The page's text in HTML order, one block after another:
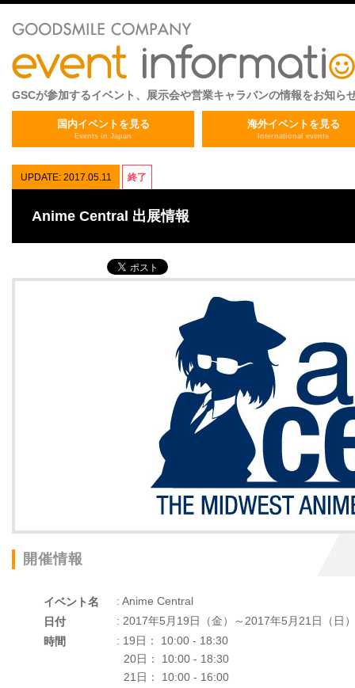
GSCが参加するイベント、展示会や営業キャラバンの情報をお知ら
国内イベントを見る
Events in Japan
海外イベントを見る
International events
UPDATE: 2017.05.11 終了
Anime Central 出展情報
開催情報
イベント名
: Anime Central
日付
: 2017年5月19日（金）～2017年5月21日（日
時間
: 19日： 10:00 - 18:30
20日： 10:00 - 18:30
21日： 10:00 - 16:00